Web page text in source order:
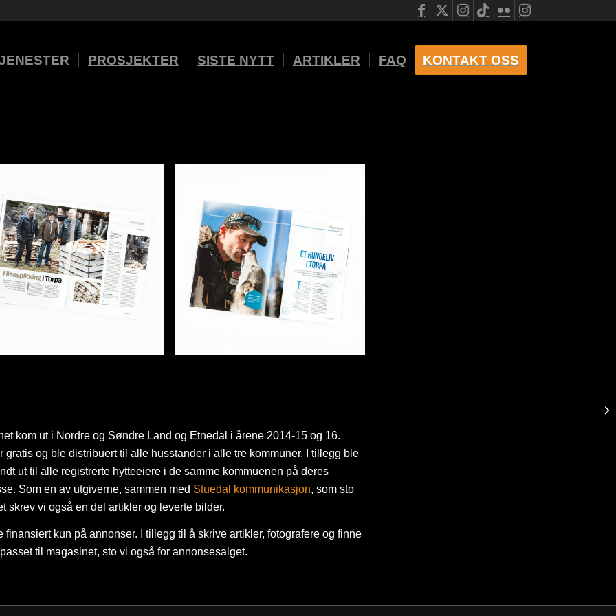
PROSJEKTER SISTE NYTT ARTIKLER FAQ KONTAKT OSS
kom ut i Nordre og Søndre Land og Etnedal i årene 2014-15 og 16.
gratis og ble distribuert til alle husstander i alle tre kommuner. I tillegg ble
ut til alle registrerte hytteeiere i de samme kommuenen på deres
Som en av utgiverne, sammen med Stuedal kommunikasjon, som sto
skrev vi også en del artikler og leverte bilder.
finansiert kun på annonser. I tillegg til å skrive artikler, fotografere og finne
til magasinet, sto vi også for annonsesalget.